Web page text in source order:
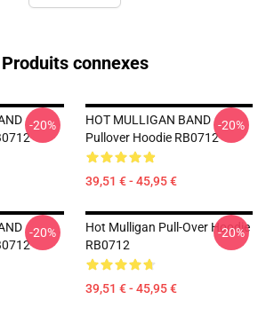
Produits connexes
-20%
HOT MULLIGAN BAND
Pullover Hoodie RB0712
39,51 € - 45,95 €
-20%
-20%
Hot Mulligan Pull-Over Hoodie
RB0712
39,51 € - 45,95 €
-20%